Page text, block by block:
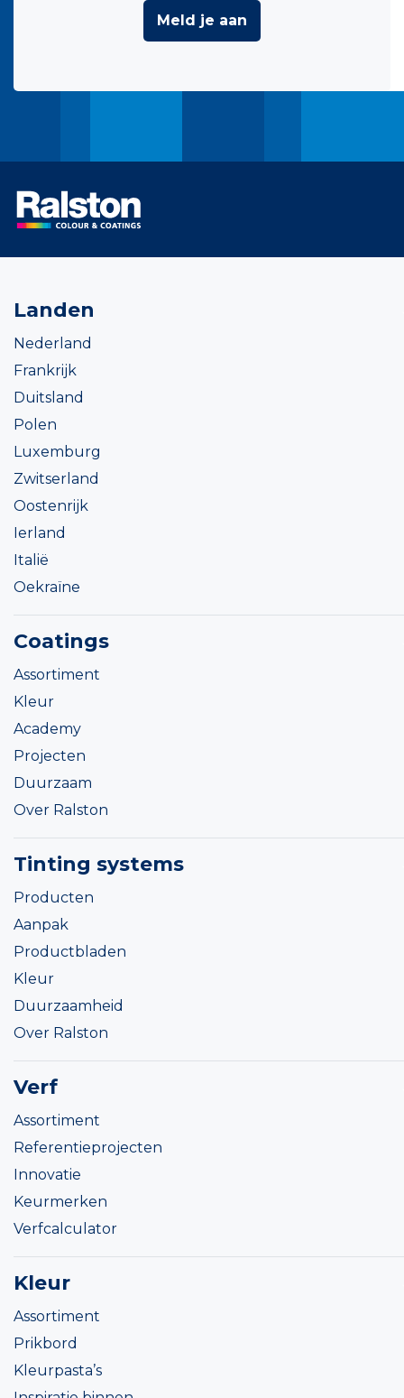
Meld je aan
Landen
Nederland
Frankrijk
Duitsland
Polen
Luxemburg
Zwitserland
Oostenrijk
Ierland
Italië
Oekraïne
Coatings
Assortiment
Kleur
Academy
Projecten
Duurzaam
Over Ralston
Tinting systems
Producten
Aanpak
Productbladen
Kleur
Duurzaamheid
Over Ralston
Verf
Assortiment
Referentieprojecten
Innovatie
Keurmerken
Verfcalculator
Kleur
Assortiment
Prikbord
Kleurpasta’s